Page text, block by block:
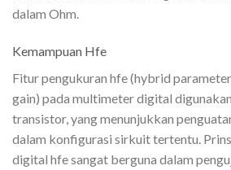
dalam Ohm.
Kemampuan Hfe
Fitur pengukuran hfe (hybrid
gain) pada multimeter digital
transistor, yang menunjukkan
dalam konfigurasi sirkuit tertentu.
digital hfe sangat berguna dalam